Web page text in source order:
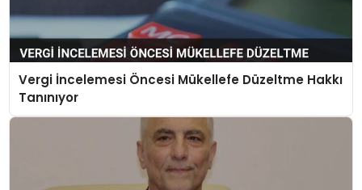
Vergi İncelemesi Öncesi Mükellefe Düzeltme Hakkı
Tanınıyor